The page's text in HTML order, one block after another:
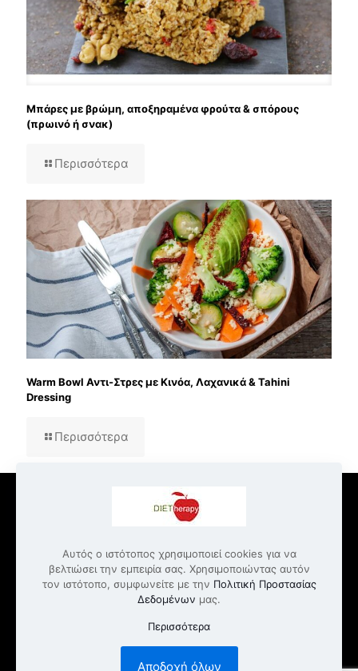
Μπάρες με βρώμη, αποξηραμένα φρούτα & σπόρους
(πρωινό ή σνακ)
Περισσότερα
Warm Bowl Αντι-Στρες με Κινόα, Λαχανικά & Tahini
Dressing
Περισσότερα
© 2022 Dietherapy.gr | All Rights Reserved
Επικοινωνία
Υπηρεσίες Διατροφής και Εκπαίδευσης
Όροι Παροχής Υπηρεσιών
Πολιτική Απορρήτου
Αυτός ο ιστότοπος χρησιμοποιεί cookies για να
βελτιώσει την εμπειρία σας. Χρησιμοποιώντας αυτόν
τον ιστότοπο, συμφωνείτε με την Πολιτική Προστασίας
Δεδομένων μας.
Περισσότερα
Αποδοχή όλων